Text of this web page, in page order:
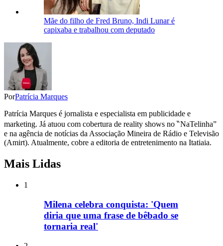
Mãe do filho de Fred Bruno, Indi Lunar é
capixaba e trabalhou com deputado
PorPatrícia Marques
Patrícia Marques é jornalista e especialista em publicidade e
marketing. Já atuou com cobertura de reality shows no ‶NaTelinha”
e na agência de notícias da Associação Mineira de Rádio e Televisão
(Amirt). Atualmente, cobre a editoria de entretenimento na Itatiaia.
Mais Lidas
1
Milena celebra conquista: 'Quem
diria que uma frase de bêbado se
tornaria real'